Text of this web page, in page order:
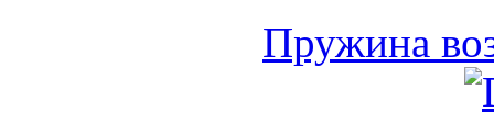
Пружина